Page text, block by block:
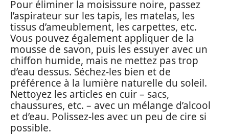
Pour éliminer la moisissure noire, passez
l’aspirateur sur les tapis, les matelas, les
tissus d’ameublement, les carpettes, etc.
Vous pouvez également appliquer de la
mousse de savon, puis les essuyer avec un
chiffon humide, mais ne mettez pas trop
d’eau dessus. Séchez-les bien et de
préférence à la lumière naturelle du soleil.
Nettoyez les articles en cuir – sacs,
chaussures, etc. – avec un mélange d’alcool
et d’eau. Polissez-les avec un peu de cire si
possible.